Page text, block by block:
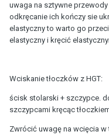
uwaga na sztywne
odkręcanie ich kończy sie
elastyczny to warto go
elastyczny i kręcić
Wciskanie tłoczków z HGT:
ścisk stolarski + szczypce.
szczypcami kręcąc
Zwrócić uwagę na wcięcia